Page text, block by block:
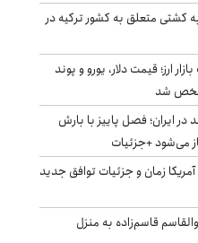
کشتی متعلق به کشور ترکیه در
ارز؛ قیمت دلار، یورو و پوند
در ایران؛ فصل پاییز با بارش
می‌شود +جزئیات
آمریکا زمان و جزئیات توافق جدید
قاسم‌زاده به منزل